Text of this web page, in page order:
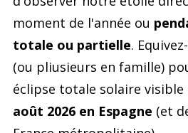
moment de l'année ou
totale ou partielle.
(ou pliusieurs en famille)
éclipse totale solaire visible
août 2026 en Espagne (et